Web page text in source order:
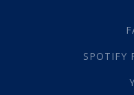
Die
God(392)
SPOTIFY